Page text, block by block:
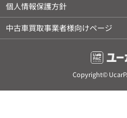
個人情報保護方針
中古車買取事業者様向けページ
Copyright©